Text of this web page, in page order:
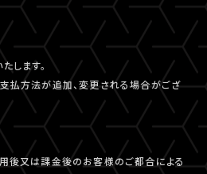
します。
払方法が追加、変更される場合がござ
後又は課金後のお客様のご都合による